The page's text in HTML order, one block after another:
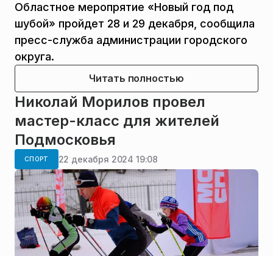
Областное меропрятие «Новый год под
шубой» пройдет 28 и 29 декабря, сообщила
пресс-служба администрации городского
округа.
Читать полностью
Николай Морилов провел
мастер-класс для жителей
Подмосковья
СПОРТ 22 декабря 2024 19:08